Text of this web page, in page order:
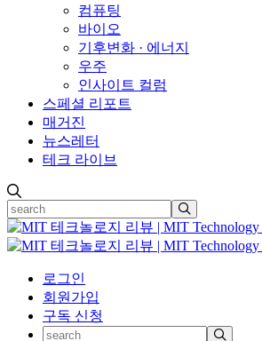
컴퓨팅
바이오
기후변화 · 에너지
우주
인사이트 컬럼
스페셜 리포트
매거진
뉴스레터
테크 라이브
로그인
회원가입
구독 신청